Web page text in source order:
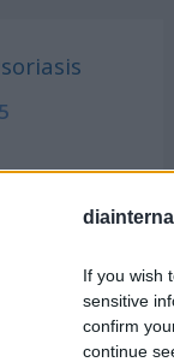
If you wish
sensitive
confirm
continue